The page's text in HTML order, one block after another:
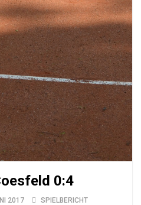
0:4
2017 SPIELBERICHT